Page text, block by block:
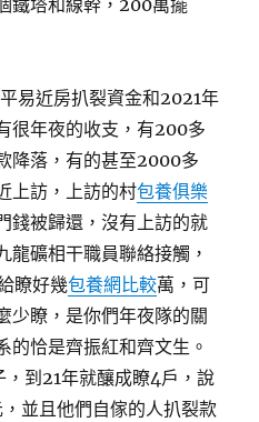
鐵塔和線幹，200萬擺
近房扒裂資金和2021年
很年夜的收支，有200多
降落，有的甚至2000多
上訪，上訪的村包養俱樂
錢被歸還，沒有上訪的就
龍礦相干職員聯絡接觸，
瞭好幾包養網比較萬，可
少瞭，是你們年夜隊的關
的恰是齊振紅和齊文生。
到21年就釀成瞭4戶，說
並且他們自傢的人扒裂款